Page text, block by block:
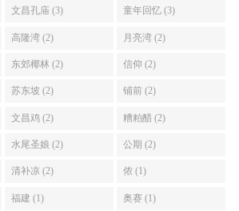
文昌孔庙 (3) 童年回忆 (3)
高隆湾 (2) 月亮湾 (2)
东郊椰林 (2) 信仰 (2)
苏东坡 (2) 铺前 (2)
文昌鸡 (2) 糟粕醋 (2)
水尾圣娘 (2) 公期 (2)
清补凉 (2) 侬 (1)
福建 (1) 奥赛 (1)